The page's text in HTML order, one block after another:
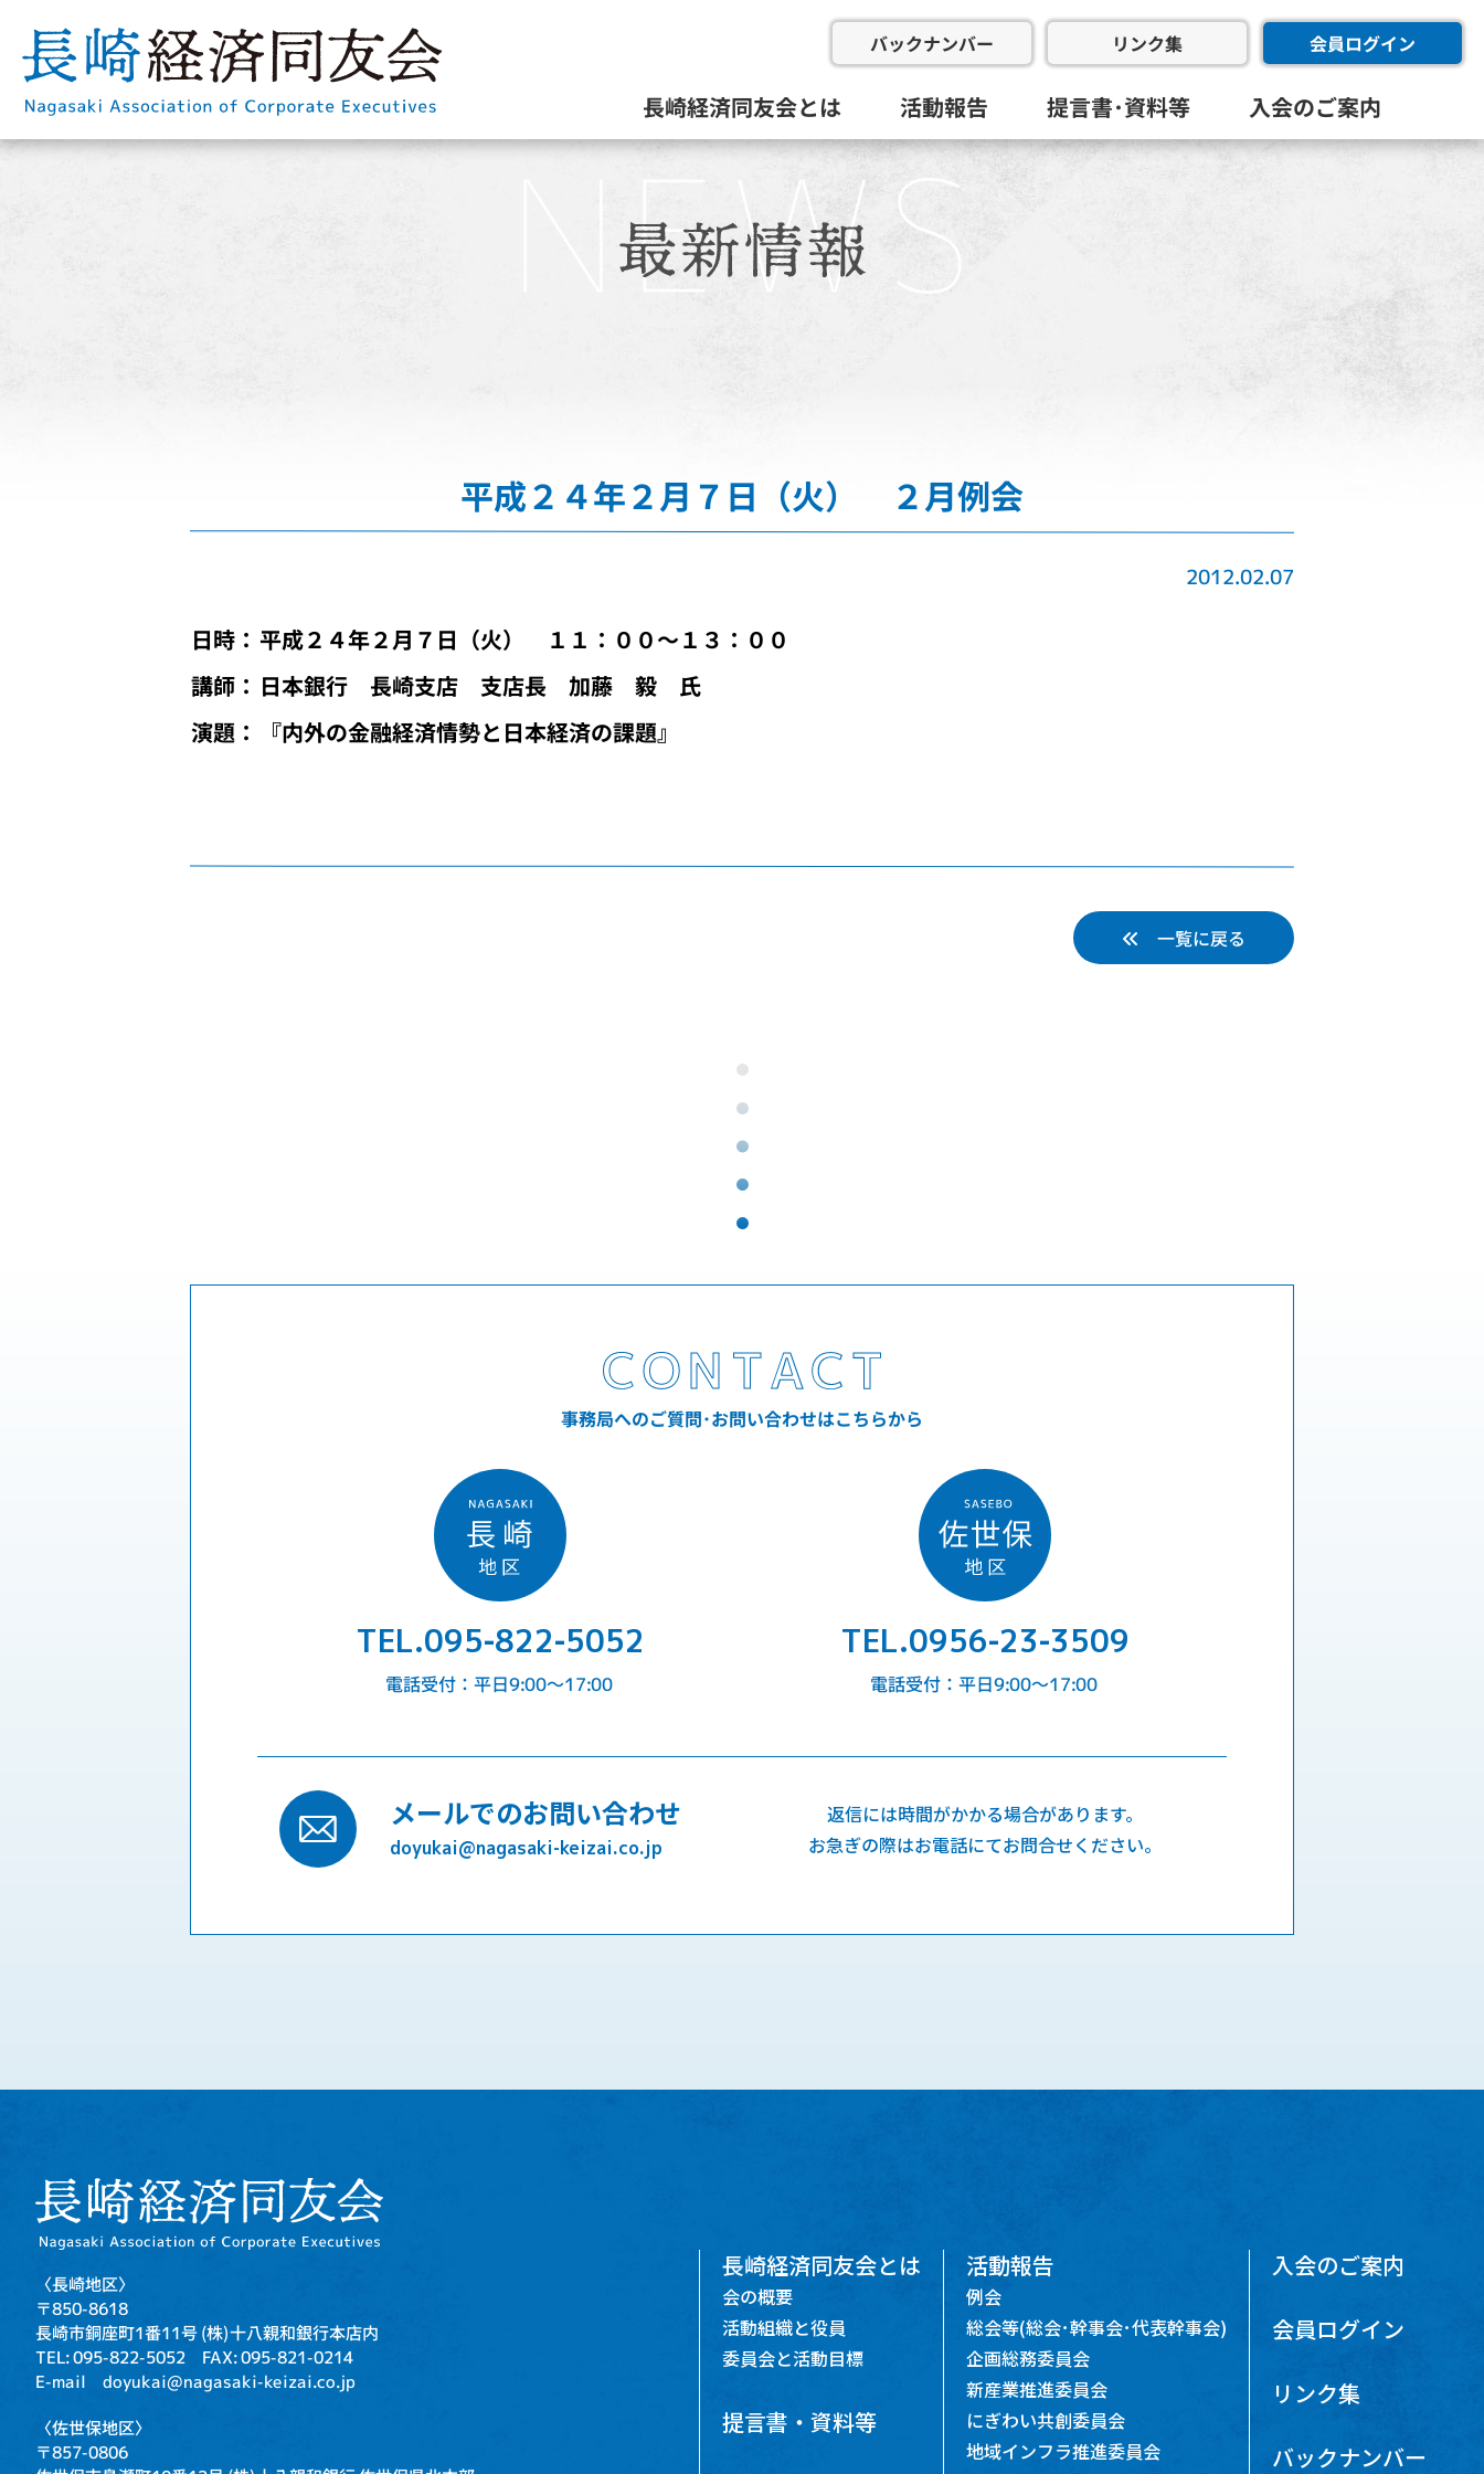
バックナンバー リンク集 会員ログイン
長崎経済同友会とは 活動報告 提言書･資料等 入会のご案内
平成２４年２月７日（火） ２月例会
2012.02.07
日時： 平成２４年２月７日（火） １１：００～１３：００
講師： 日本銀行 長崎支店 支店長 加藤 毅 氏
演題： 『内外の金融経済情勢と日本経済の課題』
一覧に戻る
事務局へのご質問･お問い合わせはこちらから
TEL.095-822-5052
電話受付：平日9:00〜17:00
TEL.0956-23-3509
電話受付：平日9:00〜17:00
メールでのお問い合わせ
doyukai@nagasaki-keizai.co.jp
返信には時間がかかる場合があります。
お急ぎの際はお電話にてお問合せください。
〈長崎地区〉
〒850-8618
長崎市銅座町1番11号(株)十八親和銀行本店内
TEL: 095-822-5052 FAX: 095-821-0214
E-mail doyukai@nagasaki-keizai.co.jp
〈佐世保地区〉
〒857-0806
長崎経済同友会とは
会の概要
活動組織と役員
委員会と活動目標
提言書・資料等
活動報告
例会
総会等(総会･幹事会･代表幹事会)
企画総務委員会
新産業推進委員会
にぎわい共創委員会
地域インフラ推進委員会
入会のご案内
会員ログイン
リンク集
バックナンバー